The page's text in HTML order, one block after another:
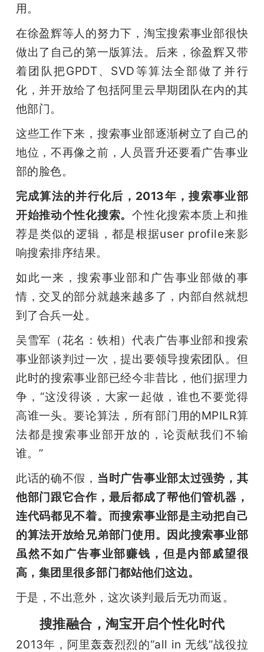
用。
在徐盈辉等人的努力下，淘宝搜索事业部很快
做出了自己的第一版算法。后来，徐盈辉又带
着团队把GPDT、SVD等算法全部做了并行
化，并开放给了包括阿里云早期团队在内的其
他部门。
这些工作下来，搜索事业部逐渐树立了自己的
地位，不再像之前，人员晋升还要看广告事业
部的脸色。
完成算法的并行化后，2013年，搜索事业部
开始推动个性化搜索。个性化搜索本质上和推
荐是类似的逻辑，都是根据user profile来影
响搜索排序结果。
如此一来，搜索事业部和广告事业部做的事
情，交叉的部分就越来越多了，内部自然就想
到了合兵一处。
吴雪军（花名：铁相）代表广告事业部和搜索
事业部谈判过一次，提出要领导搜索团队。但
此时的搜索事业部已经今非昔比，他们据理力
争，“这没得谈，大家一起做，谁也不要觉得
高谁一头。要论算法，所有部门用的MPILR算
法都是搜索事业部开放的，论贡献我们不输
谁。”
此话的确不假， 当时广告事业部太过强势，其
他部门跟它合作，最后都成了帮他们管机器，
连代码都见不着。而搜索事业部是主动把自己
的算法开放给兄弟部门使用。因此搜索事业部
虽然不如广告事业部赚钱，但是内部威望很
高，集团里很多部门都站他们这边。
于是，不出意外，这次谈判最后无功而返。
搜推融合，淘宝开启个性化时代
2013年，阿里轰轰烈烈的“all in 无线”战役拉